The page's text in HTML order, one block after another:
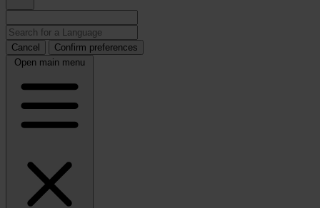
Cancel
Confirm preferences
Open main menu